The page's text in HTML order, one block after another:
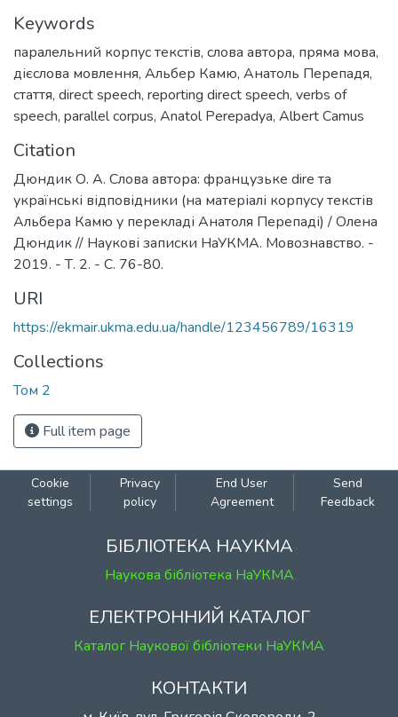
Keywords
паралельний корпус текстів, слова автора, пряма мова,
дієслова мовлення, Альбер Камю, Анатоль Перепадя,
стаття, direct speech, reporting direct speech, verbs of
speech, parallel corpus, Anatol Perepadya, Albert Camus
Citation
Дюндик О. А. Слова автора: французьке dire тa
українські відповідники (на матеріалі корпусу текстів
Альбера Камю у перекладі Анатоля Перепаді) / Олена
Дюндик // Наукові записки НаУКМА. Мовознавство. -
2019. - Т. 2. - С. 76-80.
URI
https://ekmair.ukma.edu.ua/handle/123456789/16319
Collections
Том 2
Full item page
Cookie
settings
Privacy
policy
End User
Agreement
Send
Feedback
БІБЛІОТЕКА НАУКМА
Наукова бібліотека НаУКМА
ЕЛЕКТРОННИЙ КАТАЛОГ
Каталог Наукової бібліотеки НаУКМА
КОНТАКТИ